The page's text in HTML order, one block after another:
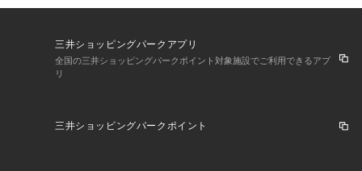
テムです。
《画像についてのご注意》
※照明の関係により、実際よりも色味が違って見える場合があ
画像のカラーが異なる場合もございます。
三井ショッピングパークアプリ
全国の三井ショッピングパークポイント対象施設でご利用できるアプ
リ
三井ショッピングパークポイント